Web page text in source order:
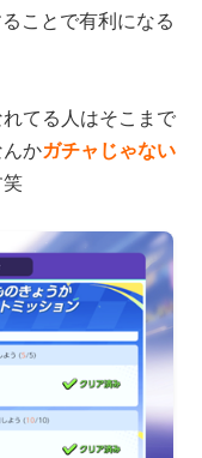
ことで有利になる
てる人はそこまで
かガチャじゃない
笑